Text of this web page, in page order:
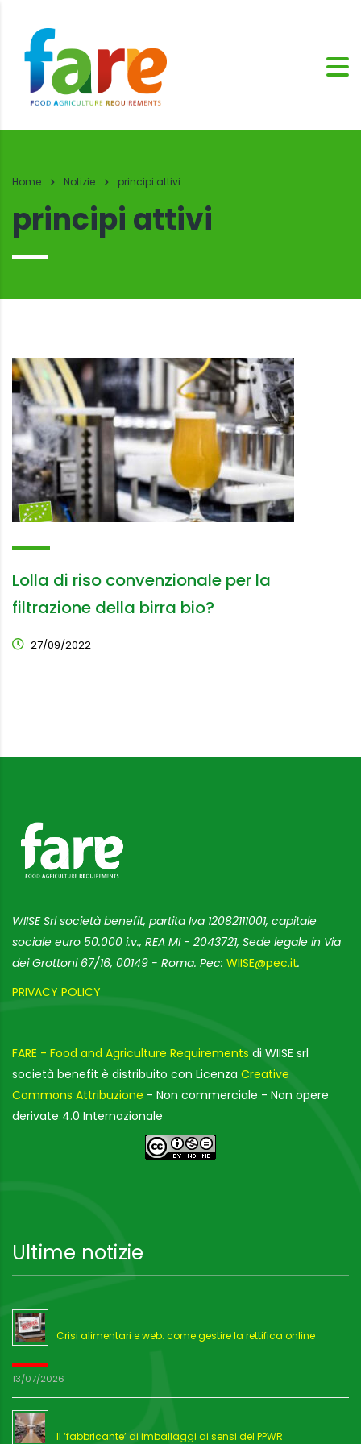
Home Notizie principi attivi
principi attivi
Lolla di riso convenzionale per la
filtrazione della birra bio?
27/09/2022
WIISE Srl società benefit, partita Iva 12082111001, capitale
sociale euro 50.000 i.v., REA MI - 2043721, Sede legale in Via
dei Grottoni 67/16, 00149 - Roma. Pec: WIISE@pec.it.
PRIVACY POLICY
FARE - Food and Agriculture Requirements di WIISE srl
società benefit è distribuito con Licenza Creative
Commons Attribuzione - Non commerciale - Non opere
derivate 4.0 Internazionale
Ultime notizie
Crisi alimentari e web: come gestire la rettifica online
13/07/2026
Il ‘fabbricante’ di imballaggi ai sensi del PPWR